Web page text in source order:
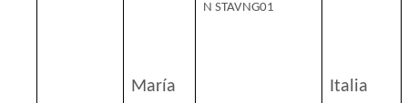
María
N STAVNG01
Italia